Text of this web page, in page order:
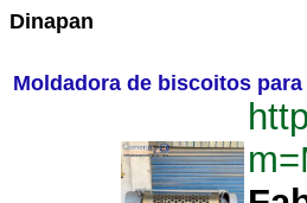
Dinapan
Moldadora de biscoitos